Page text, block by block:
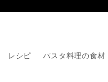
レシピ パスタ料理の食材